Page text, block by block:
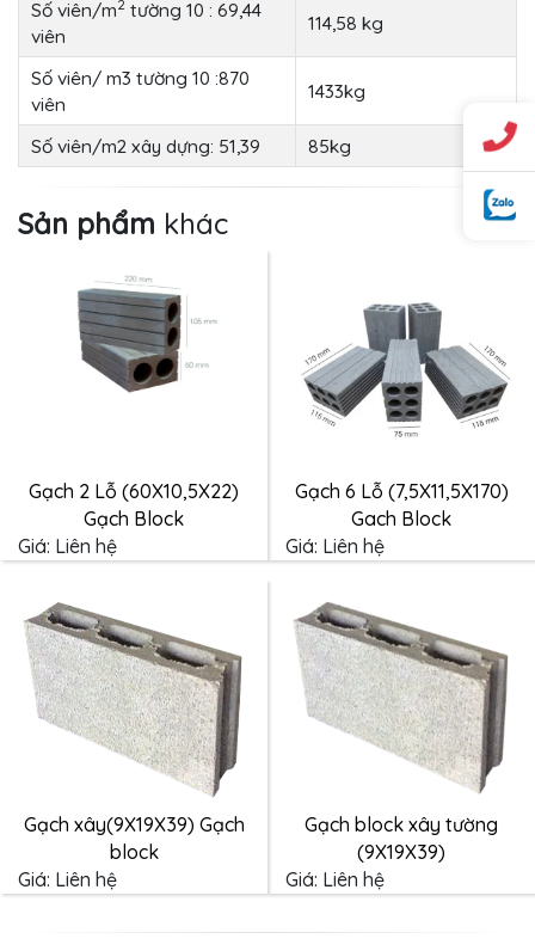
Số viên/m2 tường 10 : 69,44
viên
114,58 kg
Số viên/ m3 tường 10 :870
viên
1433kg
Số viên/m2 xây dựng: 51,39 85kg
Sản phẩm khác
Gạch 2 Lỗ (60X10,5X22)
Gạch Block
Giá: Liên hệ
Gạch 6 Lỗ (7,5X11,5X170)
Gach Block
Giá: Liên hệ
Gạch xây(9X19X39) Gạch
block
Giá: Liên hệ
Gạch block xây tường
(9X19X39)
Giá: Liên hệ